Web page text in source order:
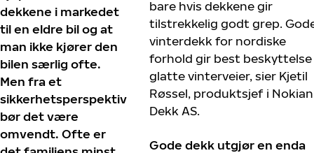
dekkene i markedet
til en eldre bil og at
man ikke kjører den
bilen særlig ofte.
Men fra et
sikkerhetsperspektiv
bør det være
omvendt. Ofte er
bare hvis dekkene gir
tilstrekkelig godt grep.
vinterdekk for nordiske
forhold gir best beskyttelse
glatte vinterveier, sier Kjetil
Røssel, produktsjef i Nokian
Dekk AS.
Gode ​​dekk utgjør en enda